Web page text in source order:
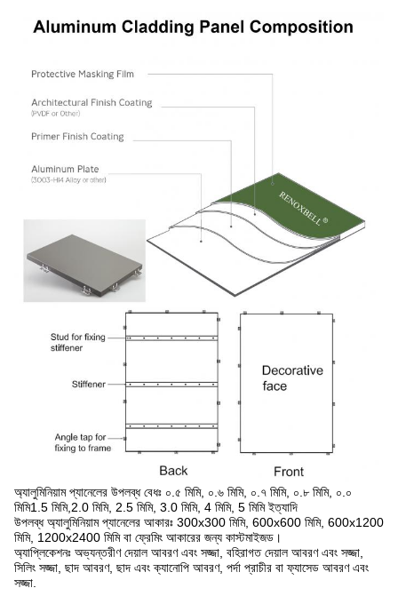
অ্যালুমিনিয়াম প্যানেলের উপলব্ধ বেধঃ ০.৫ মিমি, ০.৬ মিমি, ০.৭ মিমি, ০.৮ মিমি, ০.০
মিমি1.5 মিমি,2.0 মিমি, 2.5 মিমি, 3.0 মিমি, 4 মিমি, 5 মিমি ইত্যাদি
উপলব্ধ অ্যালুমিনিয়াম প্যানেলের আকারঃ 300x300 মিমি, 600x600 মিমি, 600x1200
মিমি, 1200x2400 মিমি বা ফ্রেমিং আকারের জন্য কাস্টমাইজড।
অ্যাপ্লিকেশনঃ অভ্যন্তরীণ দেয়াল আবরণ এবং সজ্জা, বহিরাগত দেয়াল আবরণ এবং সজ্জা,
সিলিং সজ্জা, ছাদ আবরণ, ছাদ এবং ক্যানোপি আবরণ, পর্দা প্রাচীর বা ফ্যাসেড আবরণ এবং
সজ্জা.